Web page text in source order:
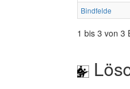
Bindfelde
1 bis 3 von 3